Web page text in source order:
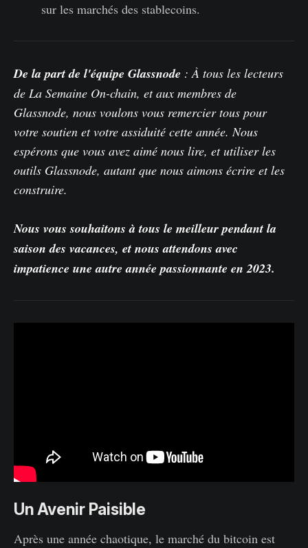
sur les marchés des stablecoins.
De la part de l'équipe Glassnode : À tous les lecteurs
de La Semaine On-chain, et aux membres de
Glassnode, nous voulons vous remercier tous pour
votre soutien et votre assiduité cette année. Nous
espérons que vous avez aimé nous lire, et utiliser les
outils Glassnode, autant que nous aimons écrire et les
construire.
Nous vous souhaitons à tous le meilleur pendant la
saison des vacances, et nous attendons avec
impatience une autre année passionnante en 2023.
Un Avenir Paisible
Après une année chaotique, le marché du bitcoin est